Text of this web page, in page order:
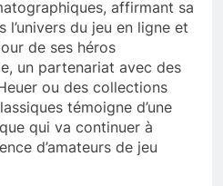
affirmant sa
du jeu en ligne et
de ses héros
un partenariat avec des
ou des collections
témoigne d’une
qui va continuer à
d’amateurs de jeu